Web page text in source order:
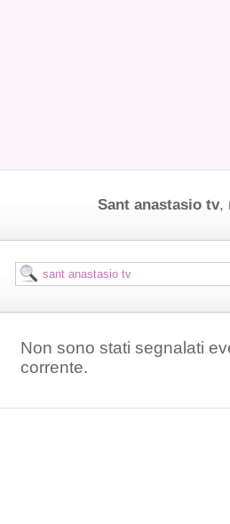
Sant anastasio tv,
Non sono stati segnalati
corrente.